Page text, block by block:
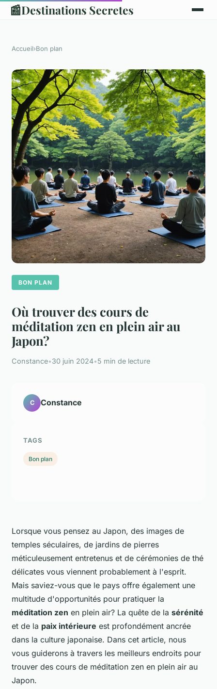
📰Destinations Secretes
Accueil›Bon plan
BON PLAN
Où trouver des cours de
méditation zen en plein air au
Japon?
Constance•30 juin 2024•5 min de lecture
Lorsque vous pensez au Japon, des images de
temples séculaires, de jardins de pierres
méticuleusement entretenus et de cérémonies de thé
délicates vous viennent probablement à l'esprit.
Mais saviez-vous que le pays offre également une
multitude d'opportunités pour pratiquer la
méditation zen en plein air? La quête de la sérénité
et de la paix intérieure est profondément ancrée
dans la culture japonaise. Dans cet article, nous
vous guiderons à travers les meilleurs endroits pour
trouver des cours de méditation zen en plein air au
Japon.
C Constance
TAGS
Bon plan